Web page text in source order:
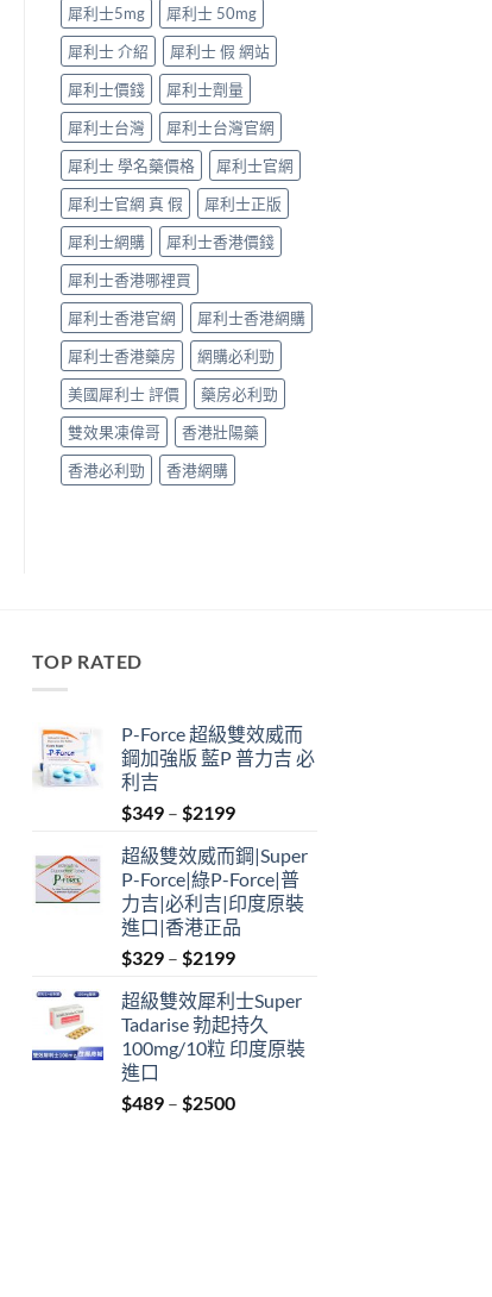
係
食
錯
位
多
過
藥
唔
掂〉
中
犀利士5mg
犀利士 50mg
犀利士 介紹
犀利士 假 網站
犀利士價錢
犀利士劑量
犀利士台灣
犀利士台灣官網
犀利士 學名藥價格
犀利士官網
犀利士官網 真 假
犀利士正版
犀利士網購
犀利士香港價錢
犀利士香港哪裡買
犀利士香港官網
犀利士香港網購
犀利士香港藥房
網購必利勁
美國犀利士 評價
藥房必利勁
雙效果凍偉哥
香港壯陽藥
香港必利勁
香港網購
TOP RATED
P-Force 超級雙效威而
鋼加強版 藍P 普力吉 必
利吉
$349 – $2199Price
$349
through
$2199
超級雙效威而鋼|Super
P-Force|綠P-Force|普
力吉|必利吉|印度原裝
進口|香港正品
$329 – $2199Price
$329
through
$2199
超級雙效犀利士Super
Tadarise 勃起持久
100mg/10粒 印度原裝
進口
$489 – $2500Price